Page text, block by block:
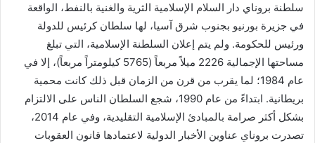
سلطنة بروناي دار السلام الإسلامية الثرية والغنية بالنفط، الواقعة
في جزيرة بورنيو بجنوب شرق آسيا، لها سلطان كرئيس للدولة
ورئيس للحكومة. ولم يتم إعلان السلطنة الإسلامية، التي تبلغ
مساحتها الإجمالية 2226 ميلاً مربعاً (5765 كيلومتراً مربعاً)، إلا في
عام 1984؛ لما يقرب من قرن من الزمان قبل ذلك كانت محمية
بريطانية. ابتداءً من عام 1990، شجع السلطان الناس على الالتزام
بشكل أكثر صرامة بالمبادئ الإسلامية التقليدية، وفي عام 2014،
تصدرت بروناي عناوين الأخبار الدولية لاعتمادها قانون العقوبات